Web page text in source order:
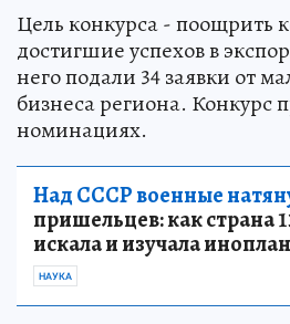
Цель конкурса - поощрить
достигшие успехов в
него подали 34 заявки от
бизнеса региона. Конкурс
номинациях.
Над СССР военные
пришельцев: как страна
искала и изучала
НАУКА